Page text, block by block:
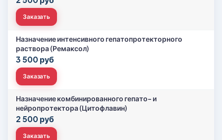
Заказать
Назначение интенсивного гепатопротекторного
раствора (Ремаксол)
3 500 руб
Заказать
Назначение комбинированного гепато- и
нейропротектора (Цитофлавин)
2 500 руб
Заказать